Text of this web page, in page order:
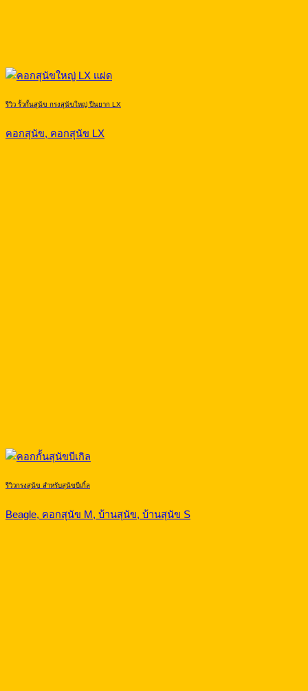
รีวิว รั้วกั้นสุนัข กรงสุนัขใหญ่ ปีนยาก LX
คอกสุนัข, คอกสุนัข LX
รีวิวกรงสุนัข สำหรับสุนัขบีเกิ้ล
Beagle, คอกสุนัข M, บ้านสุนัข, บ้านสุนัข S